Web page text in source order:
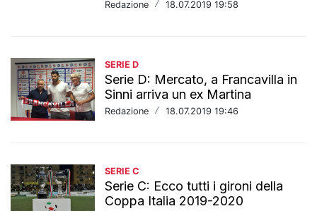
Redazione / 18.07.2019 19:58
SERIE D
Serie D: Mercato, a Francavilla in
Sinni arriva un ex Martina
Redazione / 18.07.2019 19:46
SERIE C
Serie C: Ecco tutti i gironi della
Coppa Italia 2019-2020